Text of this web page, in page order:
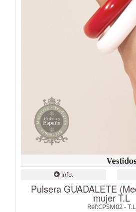
Info.
Pulsera GUADALETE
mujer T.L
Ref:CPSM02 - T.L